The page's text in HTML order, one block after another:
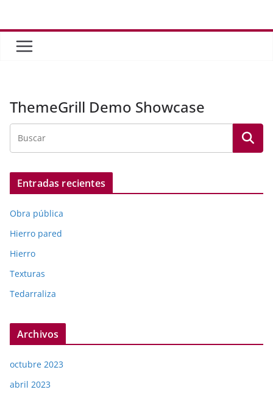
contenido
ThemeGrill Demo Showcase
Entradas recientes
Obra pública
Hierro pared
Hierro
Texturas
Tedarraliza
Archivos
octubre 2023
abril 2023